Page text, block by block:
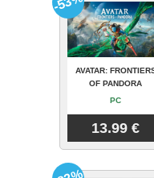
AVATAR:
OF PANDORA
PC
13.99 €